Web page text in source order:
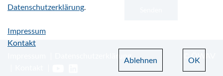
Datenschutzerklärung
© ÖWAV
Datenschutzerklärung.
Impressum
Kontakt
OK
Ablehnen